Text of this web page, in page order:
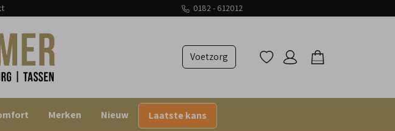
0182 - 612012
Voetzorg
Merken Nieuw Laatste kans